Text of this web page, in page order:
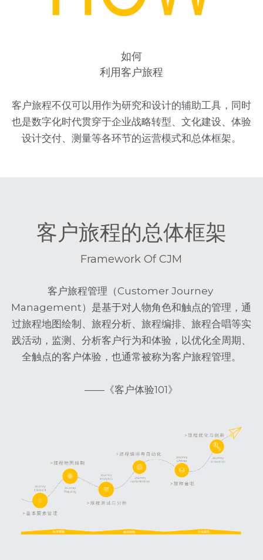
如何
利用客户旅程
客户旅程不仅可以用作为研究和设计的辅助工具，同时
也是数字化时代贯穿于企业战略转型、文化建设、体验
设计交付、测量等各环节的运营模式和总体框架。
客户旅程的总体框架
Framework Of CJM
客户旅程管理（Customer Journey
Management）是基于对人物角色和触点的管理，通
过旅程地图绘制、旅程分析、旅程编排、旅程合唱等实
践活动，监测、分析客户行为和体验，以优化全周期、
全触点的客户体验，也通常被称为客户旅程管理。
——《客户体验101》